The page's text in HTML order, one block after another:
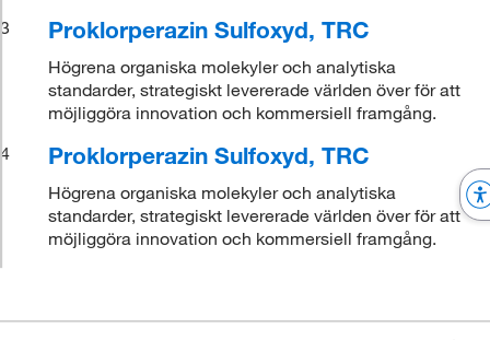
3
Proklorperazin Sulfoxyd, TRC
Högrena organiska molekyler och analytiska
standarder, strategiskt levererade världen över för att
möjliggöra innovation och kommersiell framgång.
4
Proklorperazin Sulfoxyd, TRC
Högrena organiska molekyler och analytiska
standarder, strategiskt levererade världen över för att
möjliggöra innovation och kommersiell framgång.